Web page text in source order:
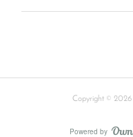
Copyright © 2026
Powered by